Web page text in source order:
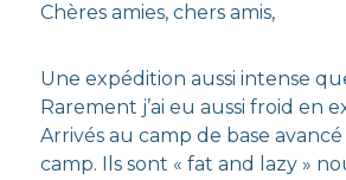
Chères amies, chers amis,
Une expédition aussi intense
Rarement j’ai eu aussi froid en
Arrivés au camp de base
camp. Ils sont « fat and lazy »